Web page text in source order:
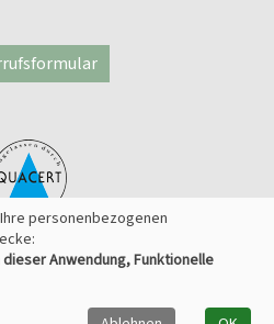
personenbezogenen
Anwendung, Funktionelle